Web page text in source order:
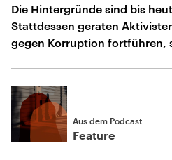
Die Hintergründe sind bis
Stattdessen geraten
gegen Korruption fortführen,
Aus dem Podcast
Feature